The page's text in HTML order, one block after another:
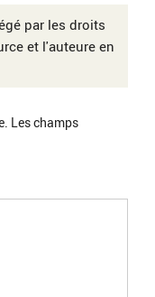
par les droits
et l'auteure en
Les champs